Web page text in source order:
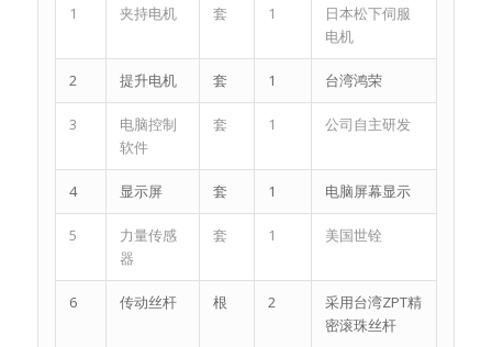
1 夹持电机 套 1
日本松下伺服
电机
2 提升电机 套 1 台湾鸿荣
3
电脑控制
软件
套 1 公司自主研发
4 显示屏 套 1 电脑屏幕显示
5
力量传感
器
套 1 美国世铨
6 传动丝杆 根 2
采用台湾ZPT精
密滚珠丝杆